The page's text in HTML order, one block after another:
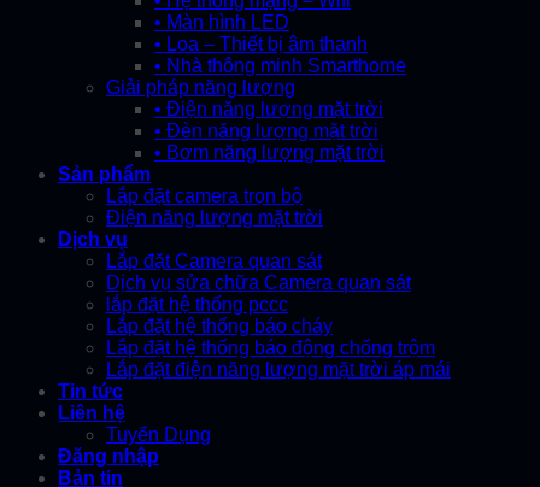
• Màn hình LED
• Loa – Thiết bị âm thanh
• Nhà thông minh Smarthome
Giải pháp năng lượng
• Điện năng lượng mặt trời
• Đèn năng lượng mặt trời
• Bơm năng lượng mặt trời
Sản phẩm
Lắp đặt camera trọn bộ
Điện năng lượng mặt trời
Dịch vụ
Lắp đặt Camera quan sát
Dịch vụ sửa chữa Camera quan sát
lắp đặt hệ thống pccc
Lắp đặt hệ thống báo cháy
Lắp đặt hệ thống báo động chống trộm
Lắp đặt điện năng lượng mặt trời áp mái
Tin tức
Liên hệ
Tuyển Dụng
Đăng nhập
Bản tin